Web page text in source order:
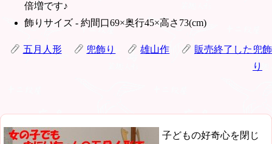
倍増です♪
飾りサイズ - 約間口69×奥行45×高さ73(cm)
五月人形 兜飾り 雄山作
販売終了した兜飾
り
子どもの好奇心を閉じ